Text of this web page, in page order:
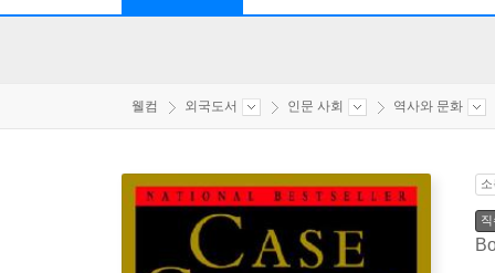
웰컴 외국도서 인문 사회 역사와 문화